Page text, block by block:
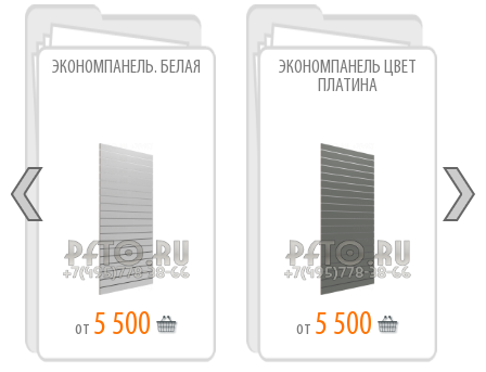
ЭКОНОМПАНЕЛЬ. БЕЛАЯ
от 5 500
ЭКОНОМПАНЕЛЬ ЦВЕТ
ПЛАТИНА
от 5 500